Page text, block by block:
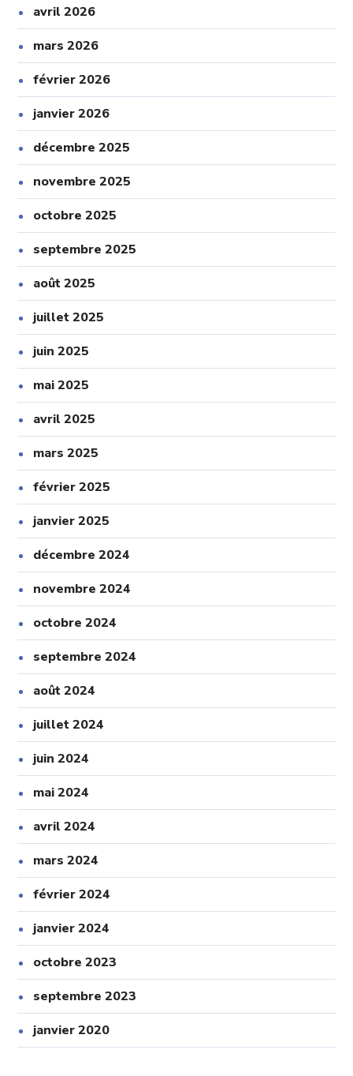
avril 2026
mars 2026
février 2026
janvier 2026
décembre 2025
novembre 2025
octobre 2025
septembre 2025
août 2025
juillet 2025
juin 2025
mai 2025
avril 2025
mars 2025
février 2025
janvier 2025
décembre 2024
novembre 2024
octobre 2024
septembre 2024
août 2024
juillet 2024
juin 2024
mai 2024
avril 2024
mars 2024
février 2024
janvier 2024
octobre 2023
septembre 2023
janvier 2020